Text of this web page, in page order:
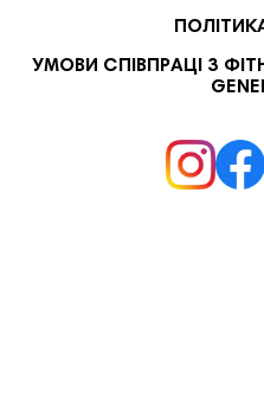
УМОВИ СПІВПРАЦІ З